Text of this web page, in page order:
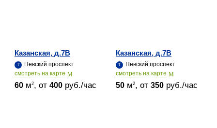
Казанская, д.7В
Невский проспект
cмотреть на карте
60 м2, от 400 руб./час
Казанская, д.7В
Невский проспект
cмотреть на карте
50 м2, от 350 руб./час